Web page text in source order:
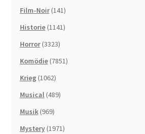
Film-Noir (141)
Historie (1141)
Horror (3323)
Komödie (7851)
Krieg (1062)
Musical (489)
Musik (969)
Mystery (1971)